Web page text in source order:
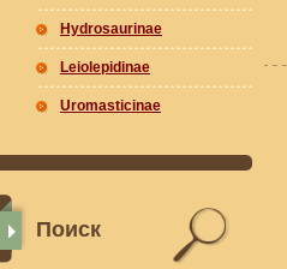
Hydrosaurinae
Leiolepidinae
Uromasticinae
Поиск